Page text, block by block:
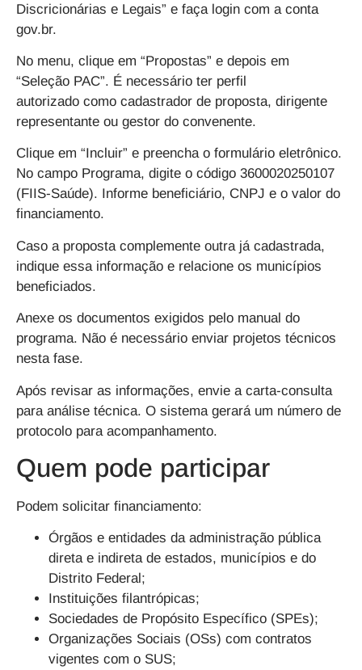
Discricionárias e Legais” e faça login com a conta
gov.br.
No menu, clique em “Propostas” e depois em
“Seleção PAC”. É necessário ter perfil
autorizado como cadastrador de proposta, dirigente
representante ou gestor do convenente.
Clique em “Incluir” e preencha o formulário eletrônico.
No campo Programa, digite o código 3600020250107
(FIIS-Saúde). Informe beneficiário, CNPJ e o valor do
financiamento.
Caso a proposta complemente outra já cadastrada,
indique essa informação e relacione os municípios
beneficiados.
Anexe os documentos exigidos pelo manual do
programa. Não é necessário enviar projetos técnicos
nesta fase.
Após revisar as informações, envie a carta-consulta
para análise técnica. O sistema gerará um número de
protocolo para acompanhamento.
Quem pode participar
Podem solicitar financiamento:
Órgãos e entidades da administração pública
direta e indireta de estados, municípios e do
Distrito Federal;
Instituições filantrópicas;
Sociedades de Propósito Específico (SPEs);
Organizações Sociais (OSs) com contratos
vigentes com o SUS;